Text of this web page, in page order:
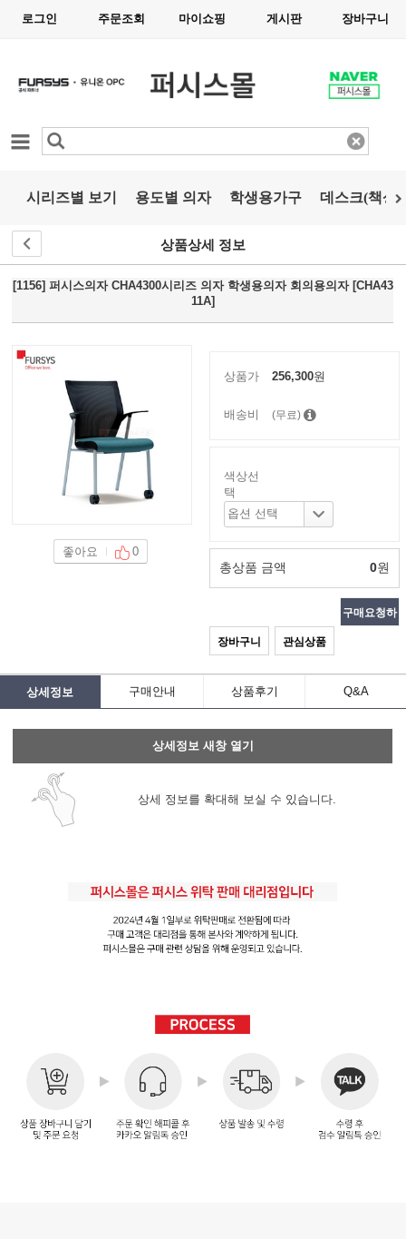
로그인 주문조회 마이쇼핑 게시판 장바구니
카테고리
시리즈별 보기 용도별 의자 학생용가구 데스크(책상)
상품상세 정보
[1156] 퍼시스의자 CHA4300시리즈 의자 학생용의자 회의용의자 [CHA43
11A]
좋아요 0
상품가 256,300원
배송비 (무료)
색상선
택
총상품 금액 0원
장바구니 관심상품
구매요청하
상세정보 구매안내 상품후기 Q&A
상세정보 새창 열기
상세 정보를 확대해 보실 수 있습니다.